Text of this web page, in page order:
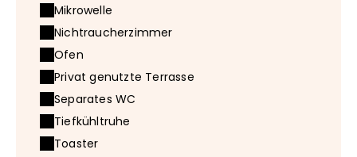
Mikrowelle
Nichtraucherzimmer
Ofen
Privat genutzte Terrasse
Separates WC
Tiefkühltruhe
Toaster